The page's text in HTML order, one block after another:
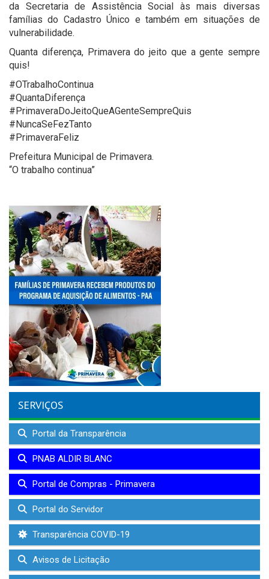
da Secretaria de Assistência Social às mais diversas
famílias do Cadastro Único e também em situações de
vulnerabilidade.
Quanta diferença, Primavera do jeito que a gente sempre
quis!
#OTrabalhoContinua
#QuantaDiferença
#PrimaveraDoJeitoQueAGenteSempreQuis
#NuncaSeFezTanto
#PrimaveraFeliz
Prefeitura Municipal de Primavera.
“O trabalho continua”
SERVIÇOS
Portal da Transparência
PNAB ALDIR BLANC
Portal de Compras - Primavera
Portal do Servidor
Transparência COVID-19
Avisos de Licitação